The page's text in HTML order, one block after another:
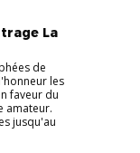
La
de
les
faveur du
amateur.
jusqu'au